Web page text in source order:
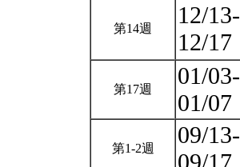
第14週
12/13-
12/17
第17週
01/03-
01/07
第1-2週
09/13-